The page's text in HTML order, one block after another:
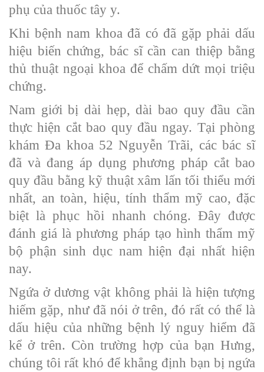
phụ của thuốc tây y.
Khi bệnh nam khoa đã có đã gặp phải dấu
hiệu biến chứng, bác sĩ cần can thiệp bằng
thủ thuật ngoại khoa để chấm dứt mọi triệu
chứng.
Nam giới bị dài hẹp, dài bao quy đầu cần
thực hiện cắt bao quy đầu ngay. Tại phòng
khám Đa khoa 52 Nguyễn Trãi, các bác sĩ
đã và đang áp dụng phương pháp cắt bao
quy đầu bằng kỹ thuật xâm lấn tối thiểu mới
nhất, an toàn, hiệu, tính thẩm mỹ cao, đặc
biệt là phục hồi nhanh chóng. Đây được
đánh giá là phương pháp tạo hình thẩm mỹ
bộ phận sinh dục nam hiện đại nhất hiện
nay.
Ngứa ở dương vật không phải là hiện tượng
hiếm gặp, như đã nói ở trên, đó rất có thể là
dấu hiệu của những bệnh lý nguy hiểm đã
kể ở trên. Còn trường hợp của bạn Hưng,
chúng tôi rất khó để khẳng định bạn bị ngứa